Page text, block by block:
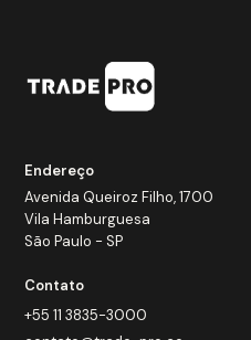
Endereço
Avenida Queiroz Filho, 1700
Vila Hamburguesa
São Paulo - SP
Contato
+55 11 3835-3000